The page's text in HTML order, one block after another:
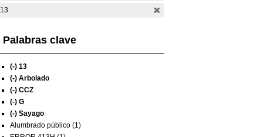
13
Palabras clave
(-) 13
(-) Arbolado
(-) CCZ
(-) G
(-) Sayago
Alumbrado público (1)